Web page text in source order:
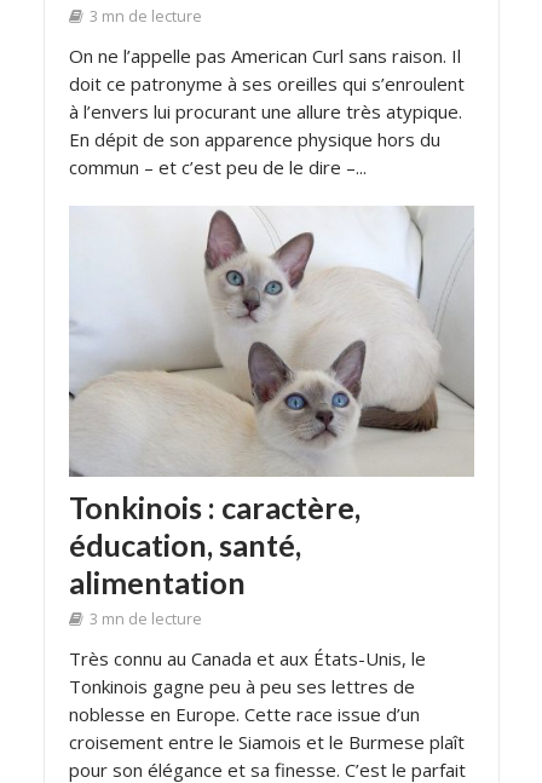
3 mn de lecture
On ne l’appelle pas American Curl sans raison. Il
doit ce patronyme à ses oreilles qui s’enroulent
à l’envers lui procurant une allure très atypique.
En dépit de son apparence physique hors du
commun – et c’est peu de le dire –...
Tonkinois : caractère,
éducation, santé,
alimentation
3 mn de lecture
Très connu au Canada et aux États-Unis, le
Tonkinois gagne peu à peu ses lettres de
noblesse en Europe. Cette race issue d’un
croisement entre le Siamois et le Burmese plaît
pour son élégance et sa finesse. C’est le parfait